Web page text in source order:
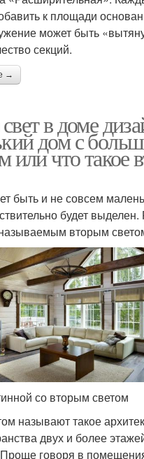
к площади
может быть
секций.
→
в доме
дом с
или что такое
быть и не совсем
будет выделен.
вторым
со вторым светом
называют такое
двух и более
говоря в